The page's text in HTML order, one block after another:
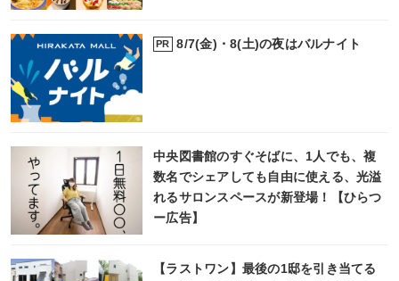
PR 8/7(金)・8(土)の夜はバルナイト
中央図書館のすぐそばに、1人でも、複
数名でシェアしても自由に使える、光溢
れるサロンスペースが新登場！【ひらつ
ー広告】
【ラストワン】最後の1邸を引き当てる